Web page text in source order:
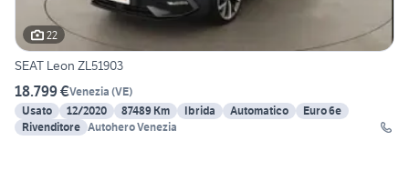
22
SEAT Leon ZL51903
18.799 €Venezia (VE)
Usato
12/2020 87489 Km Ibrida Automatico
Euro 6e
Rivenditore Autohero Venezia